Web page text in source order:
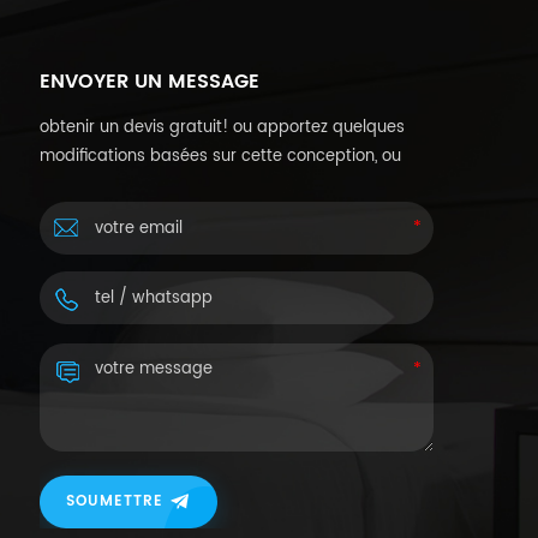
ENVOYER UN MESSAGE
obtenir un devis gratuit! ou apportez quelques
modifications basées sur cette conception, ou
SOUMETTRE